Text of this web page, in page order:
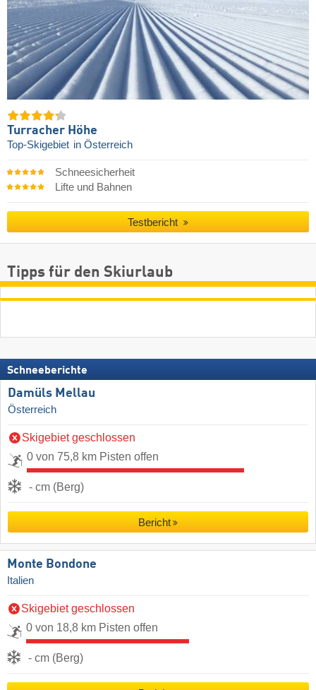
Turracher Höhe
Top-Skigebiet in Österreich
Schneesicherheit
Lifte und Bahnen
Testbericht
Tipps für den Skiurlaub
Schneeberichte
Damüls Mellau
Österreich
Skigebiet geschlossen
0 von 75,8 km Pisten offen
- cm (Berg)
Bericht
Monte Bondone
Italien
Skigebiet geschlossen
0 von 18,8 km Pisten offen
- cm (Berg)